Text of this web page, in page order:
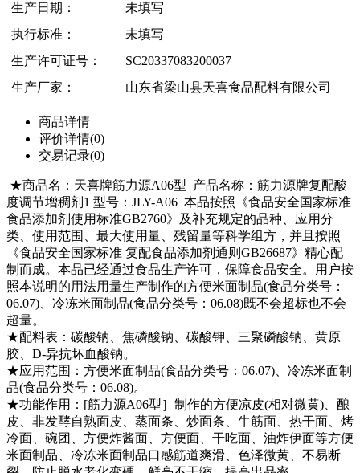
生产日期：
未填写
执行标准：
未填写
生产许可证号：
SC20337083200037
生产厂家：
山东省梁山县天喜食品配料有限公司
商品详情
评价详情(0)
交易记录(0)
★商品名：天喜牌筋力源A06型 产品名称：筋力源牌复配酸
度调节增稠剂1 型号：JLY-A06 本品按照《食品安全国家标准
食品添加剂使用标准GB2760》及补充规定的品种、应用分
类、使用范围、最大使用量、残留量等科学组方，并且按照
《食品安全国家标准 复配食品添加剂通则GB26687》精心配
制而成。本品已经通过食品生产许可，保障食品安全。用户按
照本说明的用法用量生产制作的方便米面制品(食品分类号：
06.07)、冷冻米面制品(食品分类号：06.08)既不会超标也不会
超量。
★配料表：碳酸钠、焦磷酸钠、碳酸钾、三聚磷酸钠、黄原
胶、D-异抗坏血酸钠。
★应用范围：方便米面制品(食品分类号：06.07)、冷冻米面制
品(食品分类号：06.08)。
★功能作用：[筋力源A06型］制作的方便凉皮(相对微黄)、酿
皮、非发酵自熟面皮、蒸面条、炒面条、牛筋面、热干面、烤
冷面、碗团、方便炸酱面、方便面、干吃面、油炸伊面等方便
米面制品、冷冻米面制品口感筋道爽滑、色泽微黄、不易断